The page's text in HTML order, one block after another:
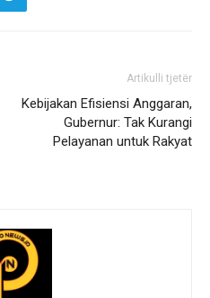
Artikulli tjetër
Kebijakan Efisiensi Anggaran,
Gubernur: Tak Kurangi
Pelayanan untuk Rakyat